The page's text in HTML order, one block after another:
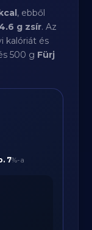
, ebből
g zsír. Az
kalóriát és
500 g Fürj
7%-a